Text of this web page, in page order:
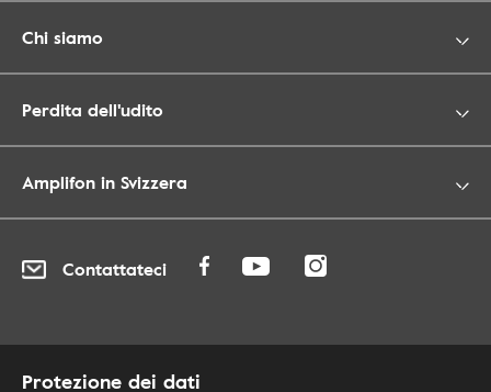
Chi siamo
Perdita dell'udito
Amplifon in Svizzera
Contattateci
Protezione dei dati